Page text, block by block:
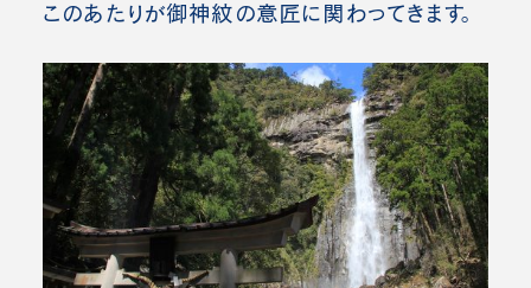
このあたりが御神紋の意匠に関わってきます。